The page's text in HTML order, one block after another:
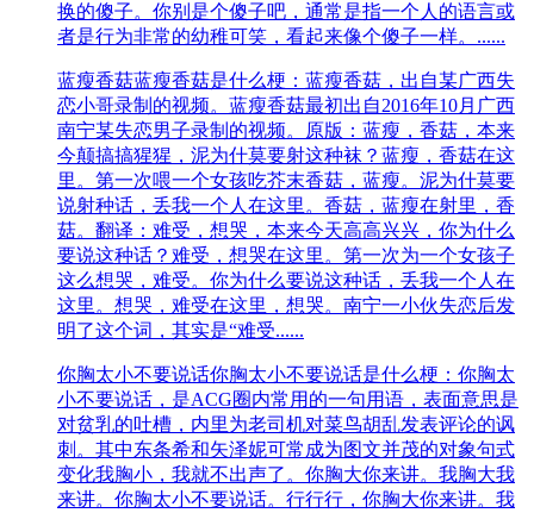
换的傻子。你别是个傻子吧，通常是指一个人的语言或
者是行为非常的幼稚可笑，看起来像个傻子一样。......
蓝瘦香菇蓝瘦香菇是什么梗：蓝瘦香菇，出自某广西失
恋小哥录制的视频。蓝瘦香菇最初出自2016年10月广西
南宁某失恋男子录制的视频。原版：蓝瘦，香菇，本来
今颠搞搞猩猩，泥为什莫要射这种袜？蓝瘦，香菇在这
里。第一次喂一个女孩吃芥末香菇，蓝瘦。泥为什莫要
说射种话，丢我一个人在这里。香菇，蓝瘦在射里，香
菇。翻译：难受，想哭，本来今天高高兴兴，你为什么
要说这种话？难受，想哭在这里。第一次为一个女孩子
这么想哭，难受。你为什么要说这种话，丢我一个人在
这里。想哭，难受在这里，想哭。南宁一小伙失恋后发
明了这个词，其实是“难受......
你胸太小不要说话你胸太小不要说话是什么梗：你胸太
小不要说话，是ACG圈内常用的一句用语，表面意思是
对贫乳的吐槽，内里为老司机对菜鸟胡乱发表评论的讽
刺。其中东条希和矢泽妮可常成为图文并茂的对象句式
变化我胸小，我就不出声了。你胸大你来讲。我胸大我
来讲。你胸太小不要说话。行行行，你胸大你来讲。我